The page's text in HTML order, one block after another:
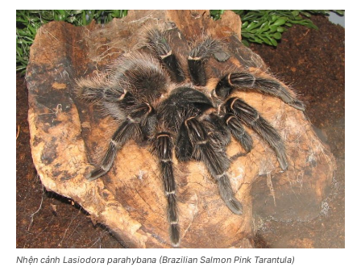
Nhện cảnh Lasiodora parahybana (Brazilian Salmon Pink Tarantula)